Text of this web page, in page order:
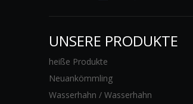
UNSERE PRODUKTE
heiße Produkte
Neuankömmling
Wasserhahn / Wasserhahn